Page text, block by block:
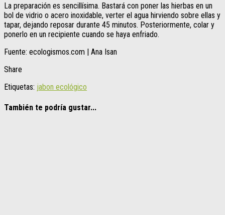
La preparación es sencillísima. Bastará con poner las hierbas en un
bol de vidrio o acero inoxidable, verter el agua hirviendo sobre ellas y
tapar, dejando reposar durante 45 minutos. Posteriormente, colar y
ponerlo en un recipiente cuando se haya enfriado.
Fuente: ecologismos.com | Ana Isan
Share
Etiquetas: jabon ecológico
También te podría gustar...